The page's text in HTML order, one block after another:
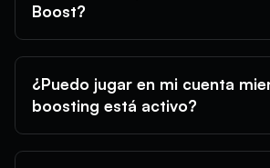
Boost?
¿Puedo jugar en mi cuenta
boosting está activo?